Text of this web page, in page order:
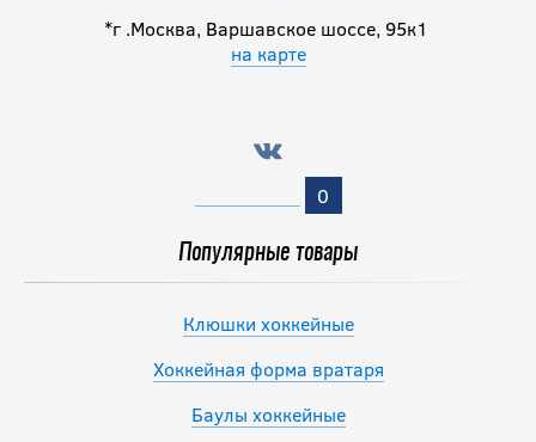
*г .Москва, Варшавское шоссе, 95к1
на карте
0
Популярные товары
Клюшки хоккейные
Хоккейная форма вратаря
Баулы хоккейные